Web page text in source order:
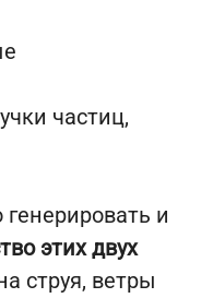
частиц,
и
этих двух
струя, ветры